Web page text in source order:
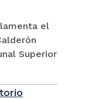
el
Superior